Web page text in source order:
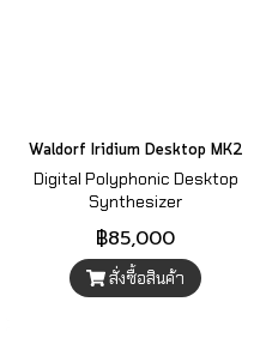
Waldorf Iridium Desktop MK2
Digital Polyphonic Desktop
Synthesizer
฿85,000
สั่งซื้อสินค้า